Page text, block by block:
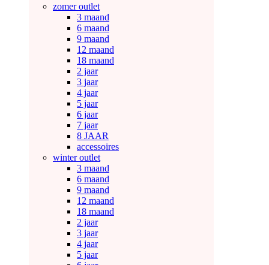
zomer outlet
3 maand
6 maand
9 maand
12 maand
18 maand
2 jaar
3 jaar
4 jaar
5 jaar
6 jaar
7 jaar
8 JAAR
accessoires
winter outlet
3 maand
6 maand
9 maand
12 maand
18 maand
2 jaar
3 jaar
4 jaar
5 jaar